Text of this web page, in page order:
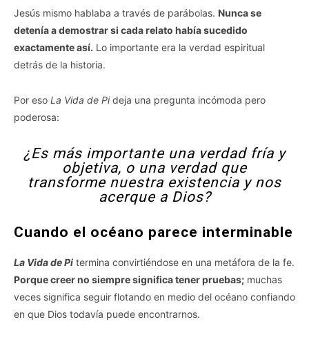
Jesús mismo hablaba a través de parábolas. Nunca se
detenía a demostrar si cada relato había sucedido
exactamente así. Lo importante era la verdad espiritual
detrás de la historia.
Por eso La Vida de Pideja una pregunta incómoda pero
poderosa:
¿Es más importante una verdad fría y
objetiva, o una verdad que
transforme nuestra existencia y nos
acerque a Dios?
Cuando el océano parece interminable
La Vida de Pi termina convirtiéndose en una metáfora de la fe.
Porque creer no siempre significa tener pruebas; muchas
veces significa seguir flotando en medio del océano confiando
en que Dios todavía puede encontrarnos.